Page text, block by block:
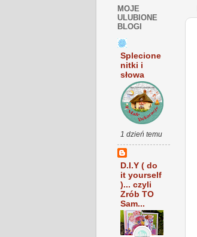
MOJE
ULUBIONE
BLOGI
Splecione
nitki i
słowa
1 dzień temu
D.I.Y ( do
it yourself
)... czyli
Zrób TO
Sam...